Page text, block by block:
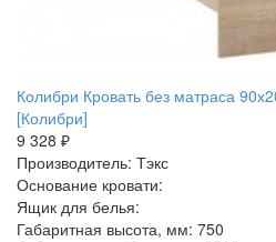
Колибри Кровать без матраса
[Колибри]
9 328 ₽
Производитель: Тэкс
Основание кровати:
Ящик для белья:
Габаритная высота, мм: 750